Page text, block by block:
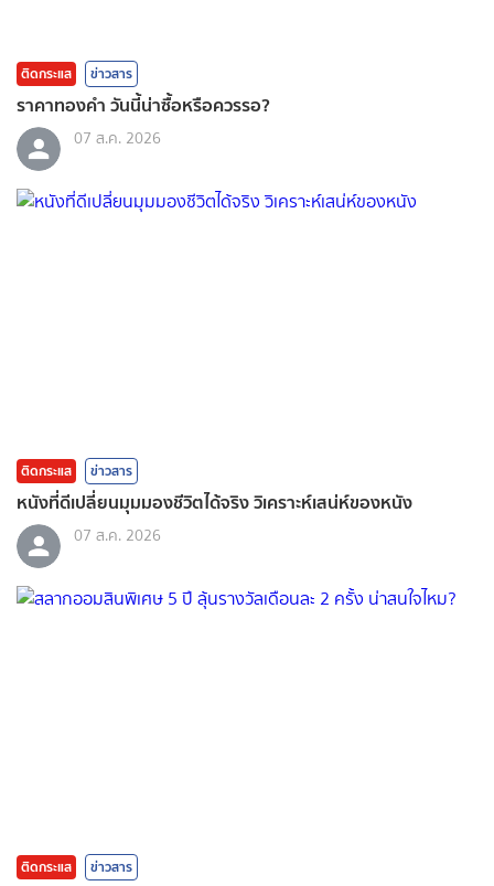
ติดกระแส ข่าวสาร
ราคาทองคํา วันนี้น่าซื้อหรือควรรอ?
07 ส.ค. 2026
ติดกระแส ข่าวสาร
หนังที่ดีเปลี่ยนมุมมองชีวิตได้จริง วิเคราะห์เสน่ห์ของหนัง
07 ส.ค. 2026
ติดกระแส ข่าวสาร